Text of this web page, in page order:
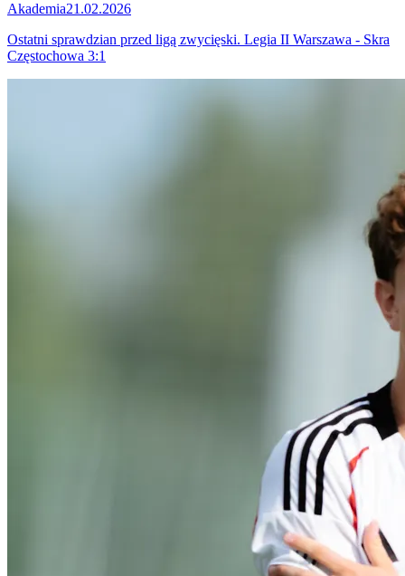
Akademia21.02.2026
Ostatni sprawdzian przed ligą zwycięski. Legia II Warszawa - Skra
Częstochowa 3:1